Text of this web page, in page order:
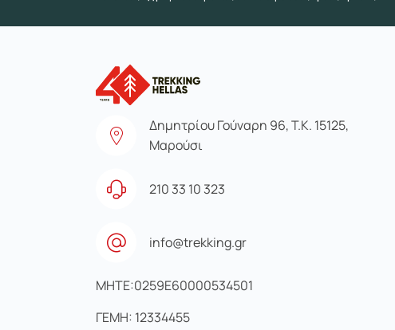
Δημητρίου Γούναρη 96, Τ.Κ. 15125,
Μαρούσι
210 33 10 323
info@trekking.gr
MHTE:0259E60000534501
ΓΕΜΗ: 12334455